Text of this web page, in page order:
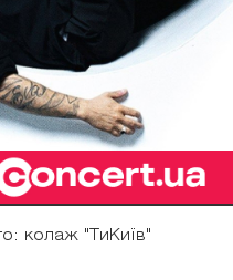
колаж "ТиКиїв"